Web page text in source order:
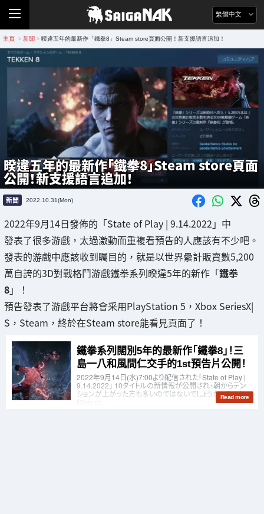
繁體中文
主頁 > 新聞 > 暌違五年的最新作「鐵拳8」Steam store頁面公開！新支援語言追加！
暌違五年的最新作「鐵拳8」Steam store頁面
公開！新支援語言追加！
新聞 2022.10.31(Mon)
2022年9月14日發佈的「State of Play | 9.14.2022」中
發表了很多游戲，太過激動而重複看預告的人應該有不少吧。
發表的游戲中應該收到矚目的，就是以世界纍計販賣數5,200
萬自誇的3D對戰格鬥游戲鐵拳系列暌違5年的新作「鐵拳
8」！
預告發表了游戲平台將會采用PlayStation 5，Xbox SeriesX|
S，Steam，終於在Steam store能看見頁面了！